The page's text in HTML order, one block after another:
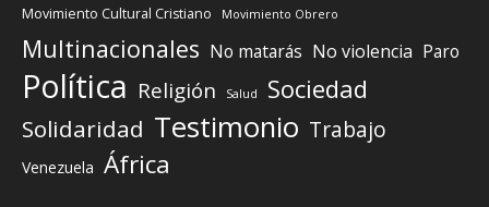
Movimiento Cultural Cristiano Movimiento Obrero
Multinacionales No matarás No violencia Paro
Política Religión Salud Sociedad
Solidaridad Testimonio Trabajo
Venezuela África